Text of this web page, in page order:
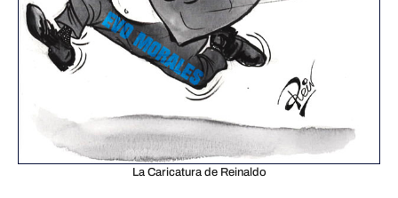
La Caricatura de Reinaldo